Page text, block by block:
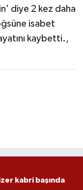
diye 2 kez daha
isabet
kaybetti.,
kabri başında